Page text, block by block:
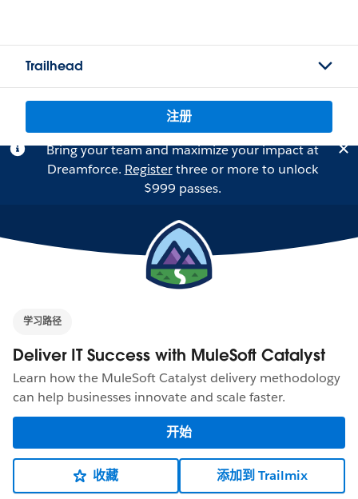
Trailhead
注册
Bring your team and maximize your impact at
Dreamforce. Registerthree or more to unlock
$999 passes.
学习路径
Deliver IT Success with MuleSoft Catalyst
Learn how the MuleSoft Catalyst delivery methodology
can help businesses innovate and scale faster.
开始
收藏 添加到 Trailmix